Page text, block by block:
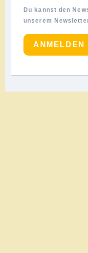
Du kannst den
unserem
ANMELDEN